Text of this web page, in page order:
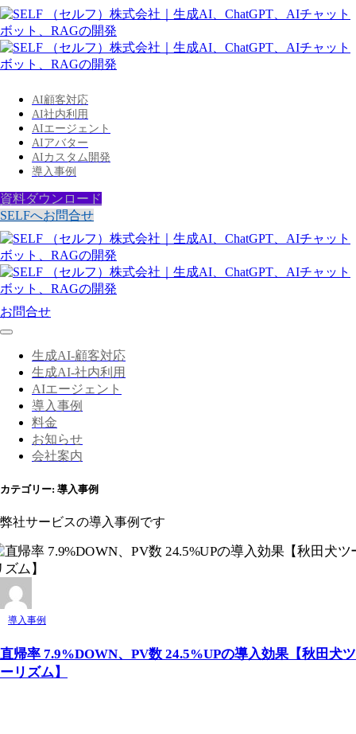
AI顧客対応
AI社内利用
AIエージェント
AIアバター
AIカスタム開発
導入事例
資料ダウンロード
SELFへお問合せ
お問合せ
生成AI-顧客対応
生成AI-社内利用
AIエージェント
導入事例
料金
お知らせ
会社案内
カテゴリー: 導入事例
弊社サービスの導入事例です
導入事例
直帰率 7.9%DOWN、PV数 24.5%UPの導入効果【秋田犬ツ
ーリズム】